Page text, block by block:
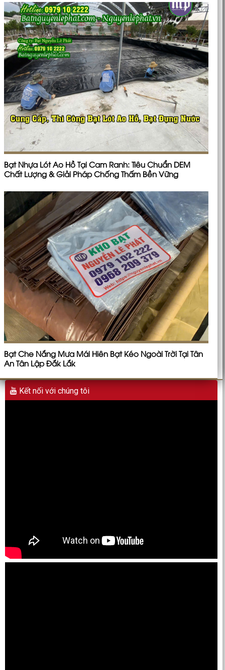
Bạt Nhựa Lót Ao Hồ Tại Cam Ranh: Tiêu Chuẩn DEM
Chất Lượng & Giải Pháp Chống Thấm Bền Vững
Bạt Che Nắng Mưa Mái Hiên Bạt Kéo Ngoài Trời Tại Tân
An Tân Lập Đắk Lắk
Kết nối với chúng tôi